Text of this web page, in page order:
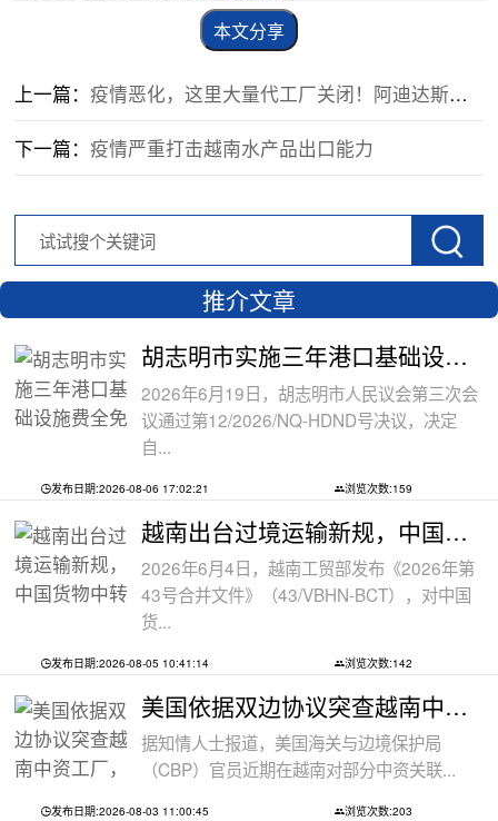
本文分享
上一篇：疫情恶化，这里大量代工厂关闭！阿迪达斯考虑涨价！超80家美企致信拜登：快捐疫苗！
下一篇：疫情严重打击越南水产品出口能力
推介文章
胡志明市实施三年港口基础设施费全免政
2026年6月19日，胡志明市人民议会第三次会
议通过第12/2026/NQ-HDND号决议，决定
自...
发布日期:2026-08-06 17:02:21 浏览次数:159
越南出台过境运输新规，中国货物中转通
2026年6月4日，越南工贸部发布《2026年第
43号合并文件》（43/VBHN-BCT），对中国
货...
发布日期:2026-08-05 10:41:14 浏览次数:142
美国依据双边协议突查越南中资工厂，三
据知情人士报道，美国海关与边境保护局
（CBP）官员近期在越南对部分中资关联...
发布日期:2026-08-03 11:00:45 浏览次数:203